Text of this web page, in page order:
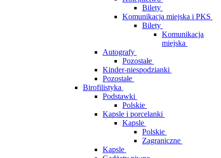
Bilety
Komunikacja miejska i PKS
Bilety
Komunikacja
miejska
Autografy
Pozostałe
Kinder-niespodzianki
Pozostałe
Birofilistyka
Podstawki
Polskie
Kapsle i porcelanki
Kapsle
Polskie
Zagraniczne
Kapsle